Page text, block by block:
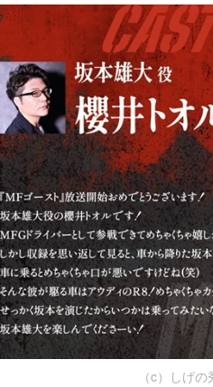
（c）しげ